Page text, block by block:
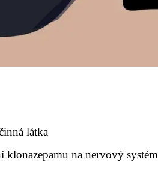
látka
klonazepamu na nervový systém